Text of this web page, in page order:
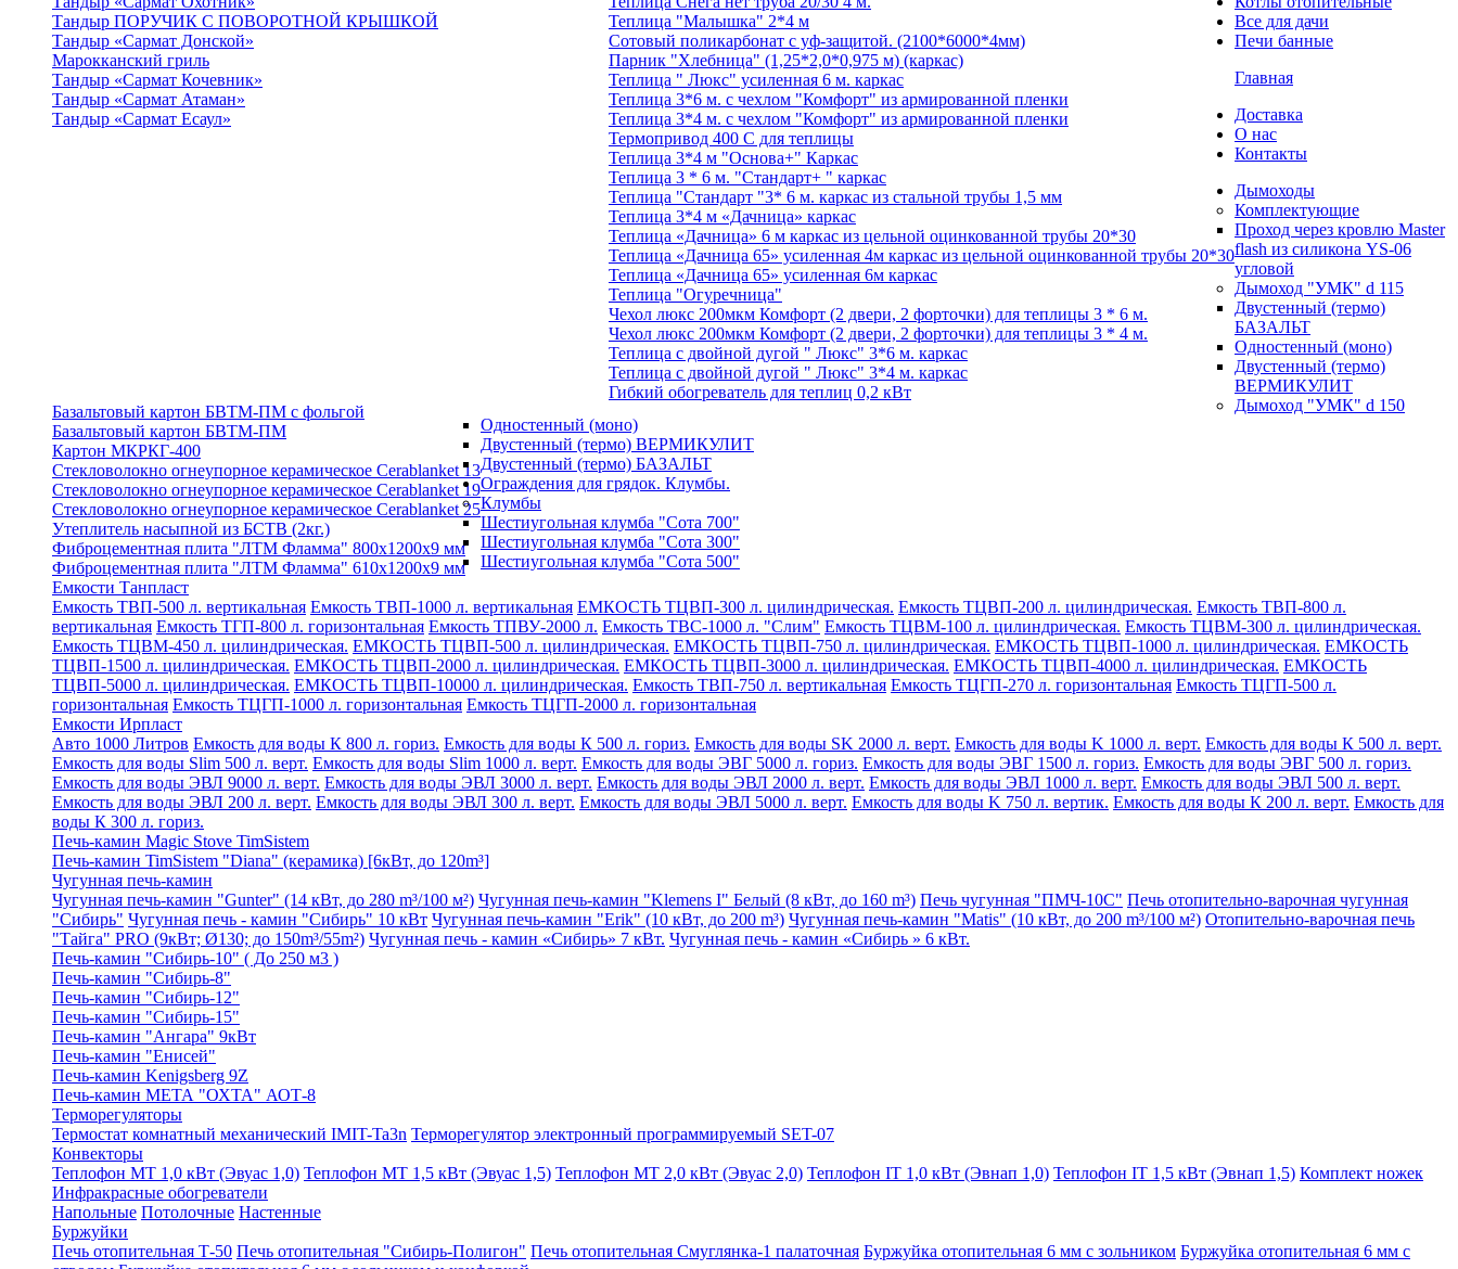
Тандыр ПОРУЧИК С ПОВОРОТНОЙ КРЫШКОЙ
Тандыр «Сармат Донской»
Марокканский гриль
Тандыр «Сармат Кочевник»
Тандыр «Сармат Атаман»
Тандыр «Сармат Есаул»
Теплица "Малышка" 2*4 м
Сотовый поликарбонат с уф-защитой. (2100*6000*4мм)
Парник "Хлебница" (1,25*2,0*0,975 м) (каркас)
Теплица " Люкс" усиленная 6 м. каркас
Теплица 3*6 м. с чехлом "Комфорт" из армированной пленки
Теплица 3*4 м. с чехлом "Комфорт" из армированной пленки
Термопривод 400 C для теплицы
Теплица 3*4 м "Основа+" Каркас
Теплица 3 * 6 м. "Стандарт+ " каркас
Теплица "Стандарт "3* 6 м. каркас из стальной трубы 1,5 мм
Теплица 3*4 м «Дачница» каркас
Теплица «Дачница» 6 м каркас из цельной оцинкованной трубы 20*30
Теплица «Дачница 65» усиленная 4м каркас из цельной оцинкованной трубы 20*30
Теплица «Дачница 65» усиленная 6м каркас
Теплица "Огуречница"
Чехол люкс 200мкм Комфорт (2 двери, 2 форточки) для теплицы 3 * 6 м.
Чехол люкс 200мкм Комфорт (2 двери, 2 форточки) для теплицы 3 * 4 м.
Теплица с двойной дугой " Люкс" 3*6 м. каркас
Теплица с двойной дугой " Люкс" 3*4 м. каркас
Гибкий обогреватель для теплиц 0,2 кВт
Базальтовый картон БВТМ-ПМ с фольгой
Базальтовый картон БВТМ-ПМ
Картон МКРКГ-400
Стекловолокно огнеупорное керамическое Cerablanket 13
Стекловолокно огнеупорное керамическое Cerablanket 19
Стекловолокно огнеупорное керамическое Cerablanket 25
Утеплитель насыпной из БСТВ (2кг.)
Фиброцементная плита "ЛТМ Фламма" 800х1200х9 мм
Фиброцементная плита "ЛТМ Фламма" 610х1200х9 мм
Емкости Танпласт
Емкость ТВП-500 л. вертикальная Емкость ТВП-1000 л. вертикальная ЕМКОСТЬ ТЦВП-300 л. цилиндрическая. Емкость ТЦВП-200 л. цилиндрическая. Емкость ТВП-800 л.
вертикальная Емкость ТГП-800 л. горизонтальная Емкость ТПВУ-2000 л. Емкость ТВС-1000 л. "Слим" Емкость ТЦВМ-100 л. цилиндрическая. Емкость ТЦВМ-300 л. цилиндрическая.
Емкость ТЦВМ-450 л. цилиндрическая. ЕМКОСТЬ ТЦВП-500 л. цилиндрическая. ЕМКОСТЬ ТЦВП-750 л. цилиндрическая. ЕМКОСТЬ ТЦВП-1000 л. цилиндрическая. ЕМКОСТЬ
ТЦВП-1500 л. цилиндрическая. ЕМКОСТЬ ТЦВП-2000 л. цилиндрическая. ЕМКОСТЬ ТЦВП-3000 л. цилиндрическая. ЕМКОСТЬ ТЦВП-4000 л. цилиндрическая. ЕМКОСТЬ
ТЦВП-5000 л. цилиндрическая. ЕМКОСТЬ ТЦВП-10000 л. цилиндрическая. Емкость ТВП-750 л. вертикальная Емкость ТЦГП-270 л. горизонтальная Емкость ТЦГП-500 л.
горизонтальная Емкость ТЦГП-1000 л. горизонтальная Емкость ТЦГП-2000 л. горизонтальная
Емкости Ирпласт
Авто 1000 Литров Емкость для воды К 800 л. гориз. Емкость для воды К 500 л. гориз. Емкость для воды SK 2000 л. верт. Емкость для воды K 1000 л. верт. Емкость для воды К 500 л. верт.
Емкость для воды Slim 500 л. верт. Емкость для воды Slim 1000 л. верт. Емкость для воды ЭВГ 5000 л. гориз. Емкость для воды ЭВГ 1500 л. гориз. Емкость для воды ЭВГ 500 л. гориз.
Емкость для воды ЭВЛ 9000 л. верт. Емкость для воды ЭВЛ 3000 л. верт. Емкость для воды ЭВЛ 2000 л. верт. Емкость для воды ЭВЛ 1000 л. верт. Емкость для воды ЭВЛ 500 л. верт.
Емкость для воды ЭВЛ 200 л. верт. Емкость для воды ЭВЛ 300 л. верт. Емкость для воды ЭВЛ 5000 л. верт. Емкость для воды K 750 л. вертик. Емкость для воды К 200 л. верт. Емкость для
воды К 300 л. гориз.
Печь-камин Magic Stove TimSistem
Печь-камин TimSistem "Diana" (керамика) [6кВт, до 120m³]
Чугунная печь-камин
Чугунная печь-камин "Gunter" (14 кВт, до 280 m³/100 м²) Чугунная печь-камин "Klemens I" Белый (8 кВт, до 160 m³) Печь чугунная "ПМЧ-10С" Печь отопительно-варочная чугунная
"Сибирь" Чугунная печь - камин "Сибирь" 10 кВт Чугунная печь-камин "Erik" (10 кВт, до 200 m³) Чугунная печь-камин "Matis" (10 кВт, до 200 m³/100 м²) Отопительно-варочная печь
"Тайга" PRO (9кВт; Ø130; до 150m³/55m²) Чугунная печь - камин «Сибирь» 7 кВт. Чугунная печь - камин «Сибирь » 6 кВт.
Печь-камин "Сибирь-10" ( До 250 м3 )
Печь-камин "Сибирь-8"
Печь-камин "Сибирь-12"
Печь-камин "Сибирь-15"
Печь-камин "Ангара" 9кВт
Печь-камин "Енисей"
Печь-камин Kenigsberg 9Z
Печь-камин МЕТА "ОХТА" АОТ-8
Терморегуляторы
Термостат комнатный механический IMIT-Ta3n Терморегулятор электронный программируемый SET-07
Конвекторы
Теплофон МТ 1,0 кВт (Эвуас 1,0) Теплофон МТ 1,5 кВт (Эвуас 1,5) Теплофон МТ 2,0 кВт (Эвуас 2,0) Теплофон IT 1,0 кВт (Эвнап 1,0) Теплофон IT 1,5 кВт (Эвнап 1,5) Комплект ножек
Инфракрасные обогреватели
Напольные Потолочные Настенные
Буржуйки
Печь отопительная Т-50 Печь отопительная "Сибирь-Полигон" Печь отопительная Смуглянка-1 палаточная Буржуйка отопительная 6 мм с зольником Буржуйка отопительная 6 мм с
Все для дачи
Печи банные
Главная
Доставка
О нас
Контакты
Дымоходы
Комплектующие
Проход через кровлю Master
flash из силикона YS-06
угловой
Дымоход "УМК" d 115
Двустенный (термо)
БАЗАЛЬТ
Одностенный (моно)
Двустенный (термо)
ВЕРМИКУЛИТ
Дымоход "УМК" d 150
Одностенный (моно)
Двустенный (термо) ВЕРМИКУЛИТ
Двустенный (термо) БАЗАЛЬТ
Ограждения для грядок. Клумбы.
Клумбы
Шестиугольная клумба "Сота 700"
Шестиугольная клумба "Сота 300"
Шестиугольная клумба "Сота 500"